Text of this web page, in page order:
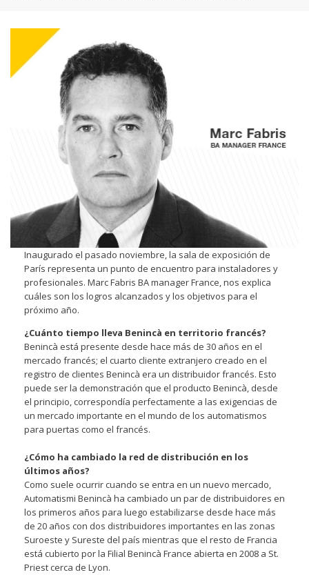
Inaugurado el pasado noviembre, la sala de exposición de
París representa un punto de encuentro para instaladores y
profesionales. Marc Fabris BA manager France, nos explica
cuáles son los logros alcanzados y los objetivos para el
próximo año.
¿Cuánto tiempo lleva Benincà en territorio francés?
Benincà está presente desde hace más de 30 años en el
mercado francés; el cuarto cliente extranjero creado en el
registro de clientes Benincà era un distribuidor francés. Esto
puede ser la demonstración que el producto Benincà, desde
el principio, correspondía perfectamente a las exigencias de
un mercado importante en el mundo de los automatismos
para puertas como el francés.
¿Cómo ha cambiado la red de distribución en los
últimos años?
Como suele ocurrir cuando se entra en un nuevo mercado,
Automatismi Benincà ha cambiado un par de distribuidores en
los primeros años para luego estabilizarse desde hace más
de 20 años con dos distribuidores importantes en las zonas
Suroeste y Sureste del país mientras que el resto de Francia
está cubierto por la Filial Benincà France abierta en 2008 a St.
Priest cerca de Lyon.